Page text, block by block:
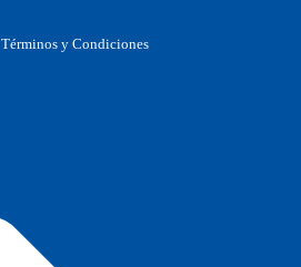
Términos y Condiciones